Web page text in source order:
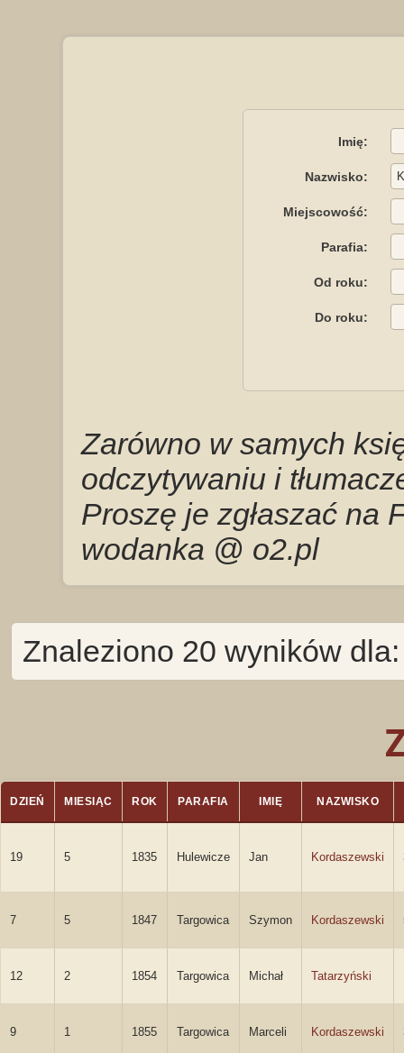
Imię:
Nazwisko:
Miejscowość:
Parafia:
Od roku:
Do roku:
Zarówno w samych
odczytywaniu i
Proszę je zgłaszać na
wodanka @ o2.pl
Znaleziono 20 wyników
DZIEŃ MIESIĄC ROK PARAFIA IMIĘ NAZWISKO
19 5 1835 Hulewicze Jan Kordaszewski
7 5 1847 Targowica Szymon Kordaszewski
12 2 1854 Targowica Michał Tatarzyński
9 1 1855 Targowica Marceli Kordaszewski